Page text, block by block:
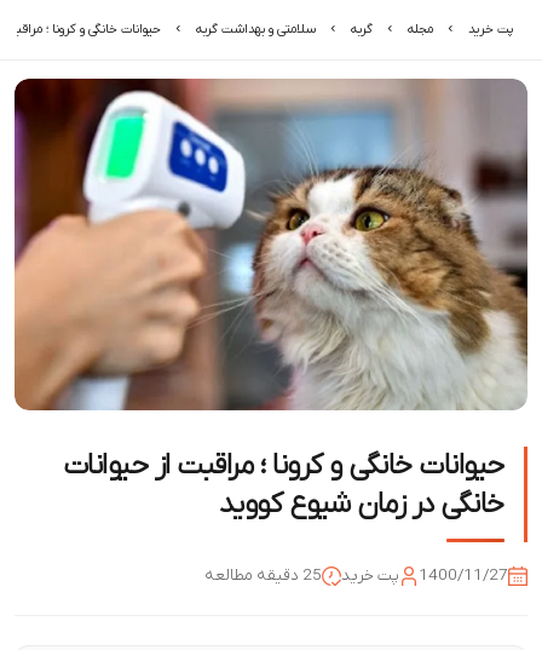
پت خرید مجله گربه سلامتی و بهداشت گربه حیوانات خانگی و کرونا ؛
حیوانات خانگی و کرونا ؛ مراقبت از حیوانات
خانگی در زمان شیوع کووید
1400/11/27 پت خرید 25 دقیقه مطالعه